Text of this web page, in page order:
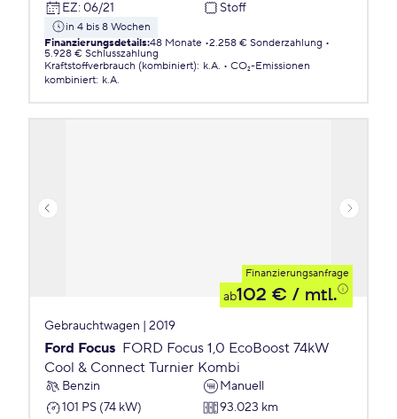
EZ: 06/21 Stoff
in 4 bis 8 Wochen
Finanzierungsdetails:48 Monate 2.258 € Sonderzahlung
5.928 € Schlusszahlung
Kraftstoffverbrauch (kombiniert): k.A.
CO₂-Emissionen
kombiniert: k.A.
Finanzierungsanfrage
ab102 € / mtl.
Gebrauchtwagen | 2019
Ford Focus FORD Focus 1,0 EcoBoost 74kW
Cool & Connect Turnier Kombi
Benzin
Manuell
101 PS (74 kW)
93.023 km